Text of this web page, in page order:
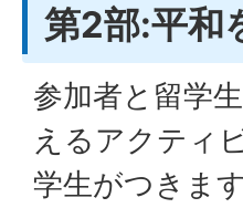
第2部:平和
参加者と留学
えるアクティ
学生がつきま